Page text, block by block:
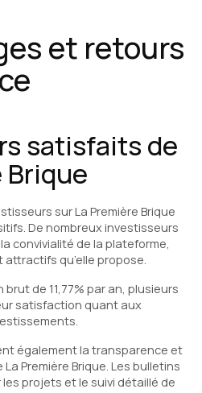
et retours
satisfaits de
Brique
sur La Première Brique
De nombreux investisseurs
convivialité de la plateforme,
attractifs qu’elle propose.
de 11,77% par an, plusieurs
satisfaction quant aux
également la transparence et
Première Brique. Les bulletins
projets et le suivi détaillé de